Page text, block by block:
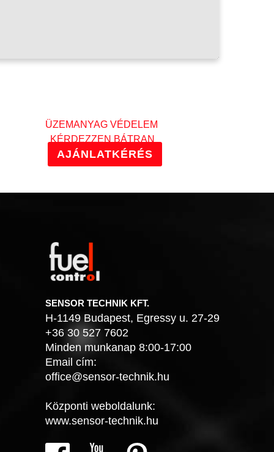
ÜZEMANYAG VÉDELEM
KÉRDEZZEN BÁTRAN
AJÁNLATKÉRÉS
SENSOR TECHNIK KFT.
H-1149 Budapest, Egressy u. 27-29
+36 30 527 7602
Minden munkanap 8:00-17:00
Email cím:
office@sensor-technik.hu
Központi weboldalunk:
www.sensor-technik.hu